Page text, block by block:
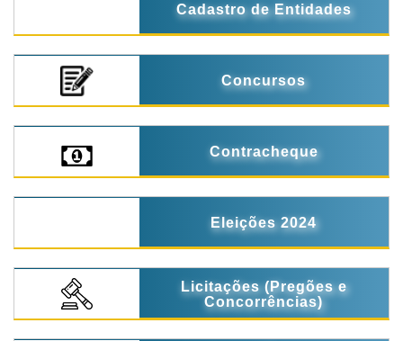
Cadastro de Entidades
Concursos
Contracheque
Eleições 2024
Licitações (Pregões e
Concorrências)